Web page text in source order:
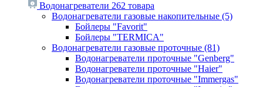
Водонагреватели 262 товара
Водонагреватели газовые накопительные (5)
Бойлеры "Favorit"
Бойлеры "TERMICA"
Водонагреватели газовые проточные (81)
Водонагреватели проточные "Genberg"
Водонагреватели проточные "Haier"
Водонагреватели проточные "Immergas"